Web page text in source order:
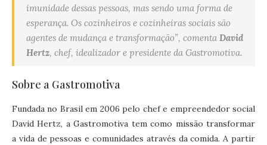
imunidade dessas pessoas, mas sendo uma forma de
esperança. Os cozinheiros e cozinheiras sociais são
agentes de mudança e transformação”, comenta David
Hertz, chef, idealizador e presidente da Gastromotiva.
Sobre a Gastromotiva
Fundada no Brasil em 2006 pelo chef e empreendedor social
David Hertz, a Gastromotiva tem como missão transformar
a vida de pessoas e comunidades através da comida. A partir